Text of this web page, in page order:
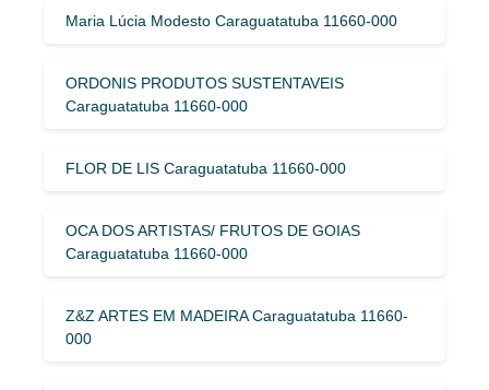
Maria Lúcia Modesto Caraguatatuba 11660-000
ORDONIS PRODUTOS SUSTENTAVEIS
Caraguatatuba 11660-000
FLOR DE LIS Caraguatatuba 11660-000
OCA DOS ARTISTAS/ FRUTOS DE GOIAS
Caraguatatuba 11660-000
Z&Z ARTES EM MADEIRA Caraguatatuba 11660-
000